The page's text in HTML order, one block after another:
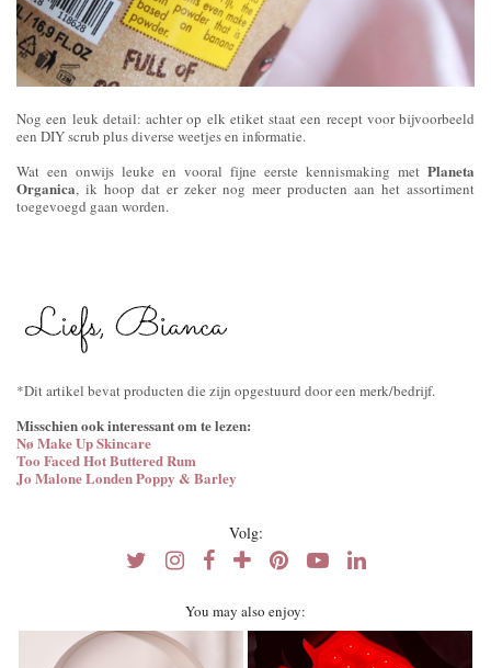
Nog een leuk detail: achter op elk etiket staat een recept voor bijvoorbeeld
een DIY scrub plus diverse weetjes en informatie.
Wat een onwijs leuke en vooral fijne eerste kennismaking met Planeta
Organica, ik hoop dat er zeker nog meer producten aan het assortiment
toegevoegd gaan worden.
*Dit artikel bevat producten die zijn opgestuurd door een merk/bedrijf.
Misschien ook interessant om te lezen:
Nø Make Up Skincare
Too Faced Hot Buttered Rum
Jo Malone Londen Poppy & Barley
Volg:
You may also enjoy: